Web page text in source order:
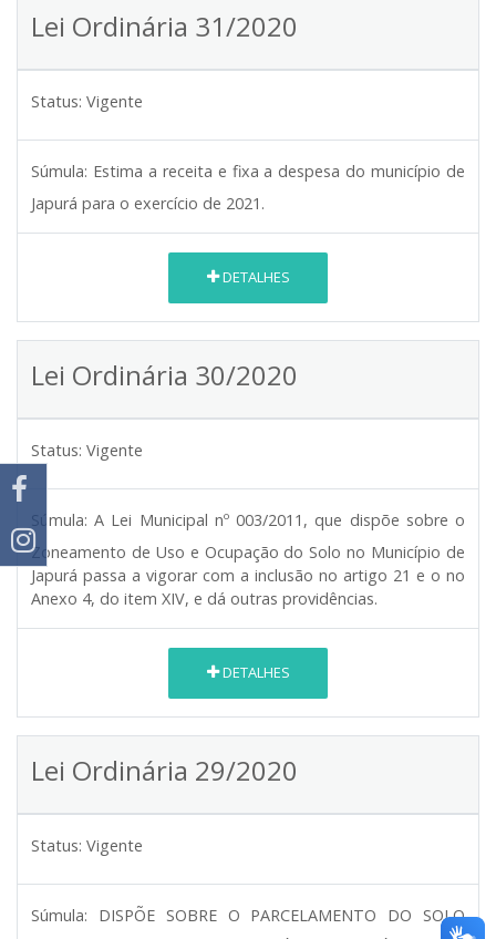
Lei Ordinária 31/2020
Status: Vigente
Súmula: Estima a receita e fixa a despesa do município de
Japurá para o exercício de 2021.
DETALHES
Lei Ordinária 30/2020
Status: Vigente
Súmula: A Lei Municipal nº 003/2011, que dispõe sobre o
Zoneamento de Uso e Ocupação do Solo no Município de
Japurá passa a vigorar com a inclusão no artigo 21 e o no
Anexo 4, do item XIV, e dá outras providências.
DETALHES
Lei Ordinária 29/2020
Status: Vigente
Súmula:
DISPÕE SOBRE O PARCELAMENTO DO SOLO